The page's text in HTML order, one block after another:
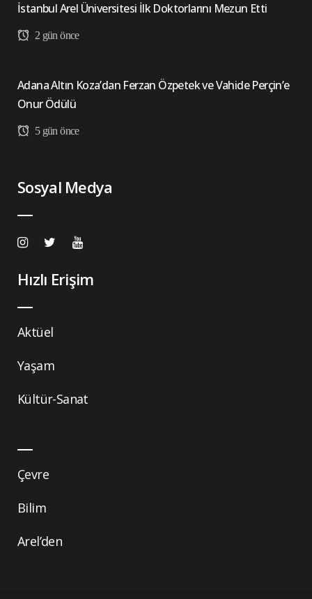
İstanbul Arel Üniversitesi İlk Doktorlarını Mezun Etti
2 gün önce
Adana Altın Koza’dan Ferzan Özpetek ve Vahide Perçin’e
Onur Ödülü
5 gün önce
Sosyal Medya
Hızlı Erişim
Aktüel
Yaşam
Kültür-Sanat
Çevre
Bilim
Arel’den